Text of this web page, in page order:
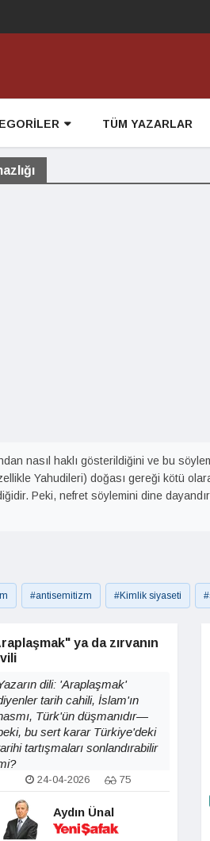
TÜM YAZARLAR
nasıl haklı gösterildiğini ve bu
Yahudileri) doğası gereği kötü
Peki, nefret söylemini dine
#antisemitizm #Kimlik siyaseti
ya da zırvanın
dili: 'Araplaşmak'
tarih cahili, İslam'ın
Türk'ün düşmanıdır—
bu sert karar Türkiye'deki
tartışmaları sonlandırabilir
24-04-2026 75
Aydın Ünal